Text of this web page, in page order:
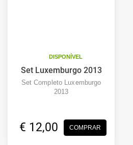
DISPONÍVEL
Set Luxemburgo 2013
Set Completo Luxemburgo
2013
€ 12,00 COMPRAR